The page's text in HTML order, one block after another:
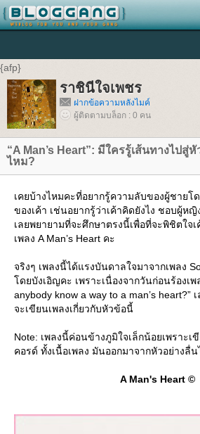
{afp}
ราชินีใจเพชร
ฝากข้อความหลังไมค์
ผู้ติดตามบล็อก : 0 คน
“A Man’s Heart”: มีใครรู้เส้นทางไปสู่
ไหม?
เคยบ้างไหมคะที่อยากรู้ความลับของผู้ชายโ
ของเค้า เช่นอยากรู้ว่าเค้าคิดยังไง ชอบผู้ห
เลยพยายามที่จะศึกษาตรงนี้เพื่อที่จะพิชิตใจ
เพลง A Man’s Heart คะ
จริงๆ เพลงนี้ได้แรงบันดาลใจมาจากเพลง
โดยบังเอิญคะ เพราะเนื่องจากวันก่อนร้องเพ
anybody know a way to a man’s heart?”
จะเขียนเพลงเกี่ยวกับหัวข้อนี้
Note: เพลงนี้ค่อนข้างภูมิใจเล็กน้อยเพราะ
คอรด์ ทั้งเนื้อเพลง มันออกมาจากหัวอย่างลื่น
A Man's Heart ©